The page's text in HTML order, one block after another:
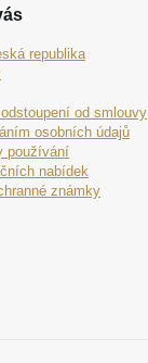
republika
od smlouvy
osobních údajů
používání
nabídek
známky